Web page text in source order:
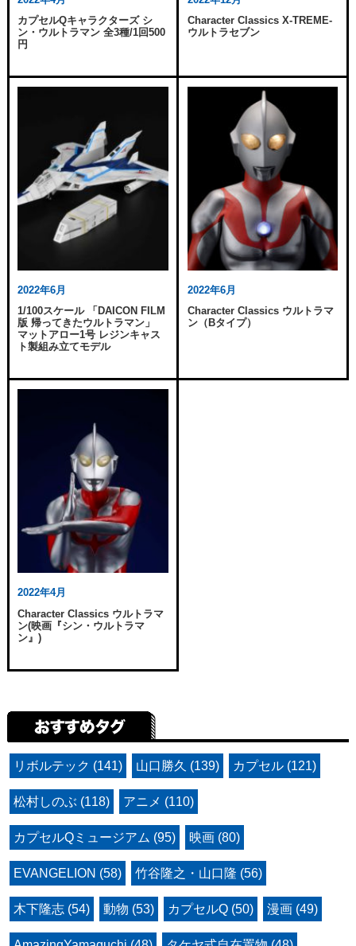
カプセルQキャラクターズ シ
ン・ウルトラマン 全3種/1回500
円
Character Classics X-TREME-
ウルトラセブン
2022年6月
1/100スケール 「DAICON FILM
版 帰ってきたウルトラマン」
マットアロー1号 レジンキャス
ト製組み立てモデル
2022年6月
Character Classics ウルトラマ
ン（Bタイプ）
2022年4月
Character Classics ウルトラマ
ン(映画『シン・ウルトラマ
ン』)
リボルテック (141) 山口勝久 (139) カプセル (121)
松村しのぶ (118) アニメ (110)
カプセルQミュージアム (95) 映画 (80)
EVANGELION (58) 竹谷隆之・山口隆 (56)
木下隆志 (54) 動物 (53) カプセルQ (50) 漫画 (49)